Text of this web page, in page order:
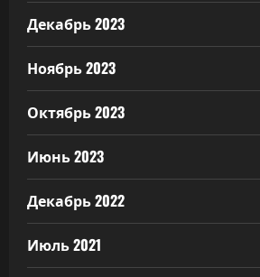
Декабрь 2023
Ноябрь 2023
Октябрь 2023
Июнь 2023
Декабрь 2022
Июль 2021